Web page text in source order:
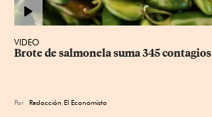
VIDEO
Brote de salmonela suma 345 contagios
Por Redacción El Economista